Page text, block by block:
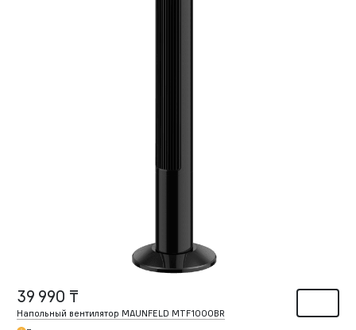
39 990 ₸
Напольный вентилятор MAUNFELD MTF1000BR